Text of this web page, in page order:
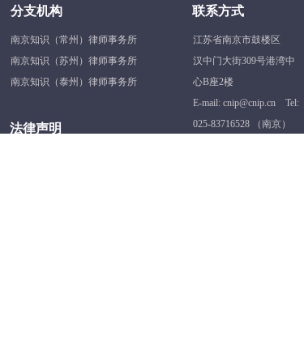
分支机构
南京知识（常州）律师事务所
南京知识（苏州）律师事务所
南京知识（泰州）律师事务所
联系方式
江苏省南京市鼓楼区
汉中门大街309号港湾中
心B座2楼
E-mail: cnip@cnip.cn    Tel:
025-83716528 （南京）
法律声明